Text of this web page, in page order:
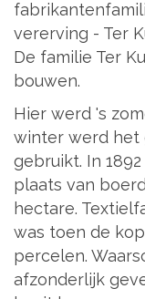
vererving - Ter
De familie Ter
bouwen.
Hier werd 's
winter werd het
gebruikt. In
plaats van
hectare.
was toen de
percelen.
afzonderlijk